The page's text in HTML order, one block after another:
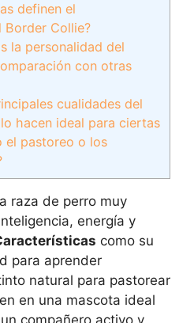
definen el
Border Collie?
la personalidad del
con otras
cualidades del
hacen ideal para ciertas
el pastoreo o los
raza de perro muy
energía y
como su
para aprender
natural para pastorear
en una mascota ideal